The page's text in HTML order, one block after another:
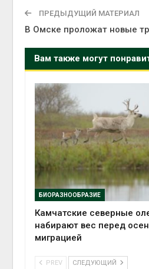
ПРЕДЫДУЩИЙ МАТЕРИАЛ
В Омске проложат новые
Вам также могут
БИОРАЗНООБРАЗИЕ
Камчатские северные
набирают вес перед
миграцией
PREV СЛЕДУЮЩИЙ